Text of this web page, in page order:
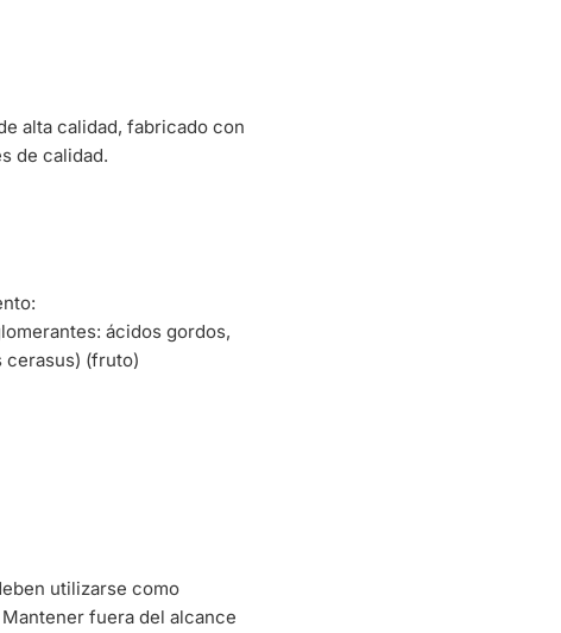
alta calidad, fabricado con
de calidad.
ácidos gordos,
cerasus) (fruto)
utilizarse como
fuera del alcance